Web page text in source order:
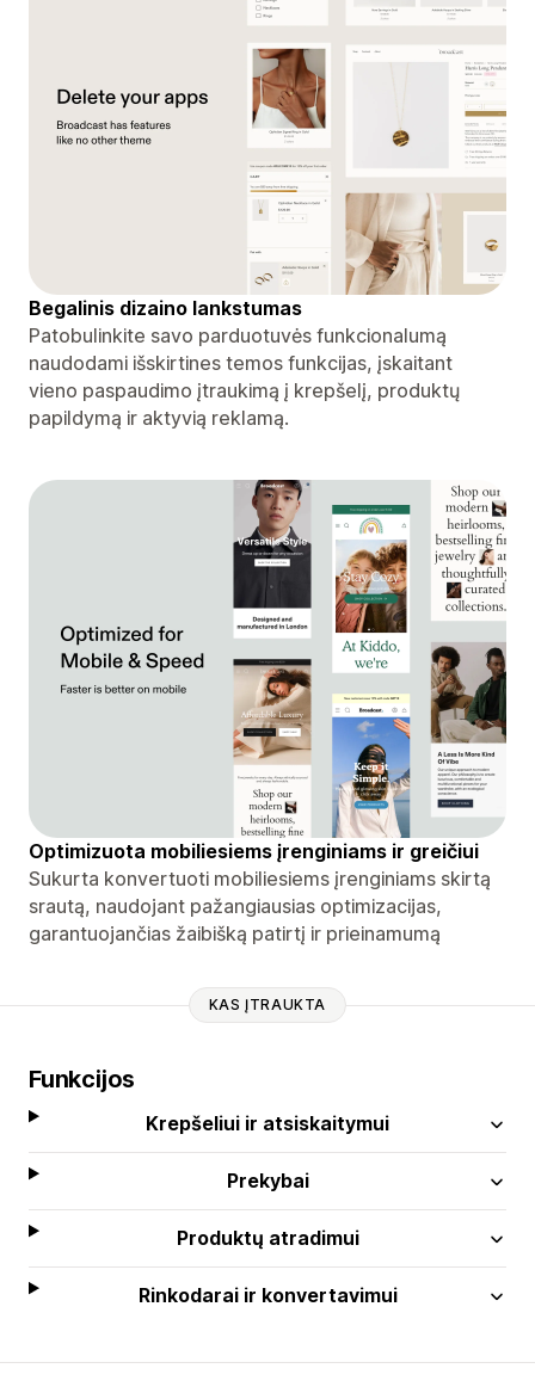
Begalinis dizaino lankstumas
Patobulinkite savo parduotuvės funkcionalumą
naudodami išskirtines temos funkcijas, įskaitant
vieno paspaudimo įtraukimą į krepšelį, produktų
papildymą ir aktyvią reklamą.
Optimizuota mobiliesiems įrenginiams ir greičiui
Sukurta konvertuoti mobiliesiems įrenginiams skirtą
srautą, naudojant pažangiausias optimizacijas,
garantuojančias žaibišką patirtį ir prieinamumą
KAS ĮTRAUKTA
Funkcijos
Krepšeliui ir atsiskaitymui
Prekybai
Produktų atradimui
Rinkodarai ir konvertavimui